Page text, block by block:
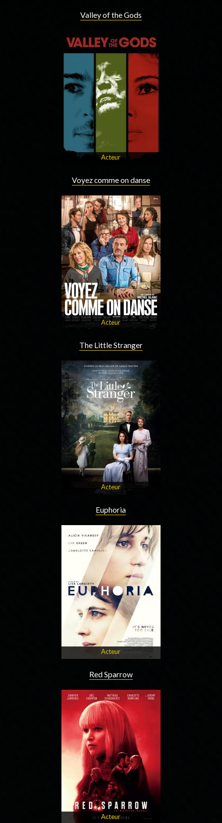
Valley of the Gods
Acteur
Voyez comme on danse
Acteur
The Little Stranger
Acteur
Euphoria
Acteur
Red Sparrow
Acteur